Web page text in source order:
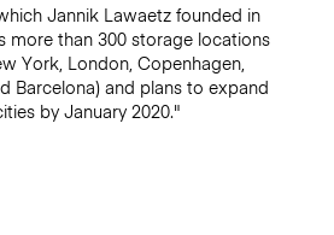
Jannik Lawaetz founded in
more than 300 storage locations
York, London, Copenhagen,
Barcelona) and plans to expand
by January 2020."